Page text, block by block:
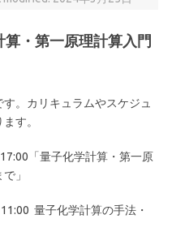
・第一原理計算入門
。カリキュラムやスケジュ
す。
「量子化学計算・第一原
」
量子化学計算の手法・